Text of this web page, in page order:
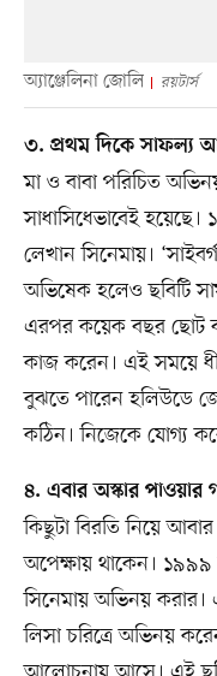
অ্যাঞ্জেলিনা জোলি রয়টার্স
৩. প্রথম দিকে সাফল্য
মা ও বাবা পরিচিত
সাধাসিধেভাবেই
লেখান সিনেমায়।
অভিষেক হলেও ছবিটি
এরপর কয়েক বছর ছোট
কাজ করেন। এই সময়ে
বুঝতে পারেন হলিউডে
কঠিন। নিজেকে যোগ্য
৪. এবার অস্কার পাওয়ার
কিছুটা বিরতি নিয়ে
অপেক্ষায় থাকেন। ১৯৯৯
সিনেমায় অভিনয় করার।
লিসা চরিত্রে অভিনয়